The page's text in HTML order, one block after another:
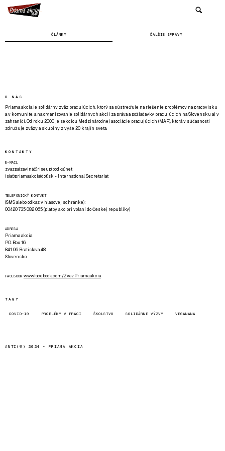
ČLÁNKY ĎALŠIE SPRÁVY
O NÁS
Priama akcia je solidárny zväz pracujúcich, ktorý sa sústreďuje na riešenie problémov na pracovisku
a v komunite, a na organizovanie solidárnych akcií za práva a požiadavky pracujúcich na Slovensku aj v
zahraničí. Od roku 2000 je sekciou Medzinárodnej asociácie pracujúcich (MAP), ktorá v súčasnosti
združuje zväzy a skupiny z vyše 20 krajín sveta.
KONTAKTY
E-MAIL
zvazpa(zavináč)riseup(bodka)net
is(at)priamaakcia(dot)sk - International Secretariat
TELEFONICKÝ KONTAKT
(SMS alebo odkaz v hlasovej schránke):
00420 735 082 065 (platby ako pri volaní do Českej republiky)
ADRESA
Priama akcia
P.O. Box 16
841 06 Bratislava 48
Slovensko
FACEBOOK www.facebook.com/Zvaz.Priama.akcia
TAGY
COVID-19 PROBLÉMY V PRÁCI ŠKOLSTVO SOLIDÁRNE VÝZVY VEGANANA
ANTI(©) 2024 - PRIAMA AKCIA